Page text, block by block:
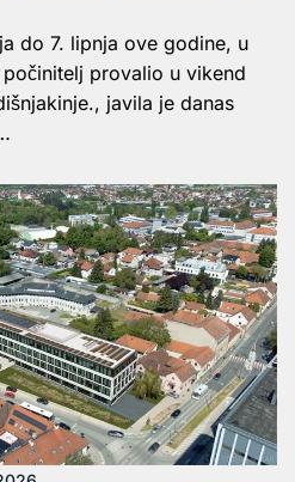
do 7. lipnja ove godine, u
provalio u vikend
javila je danas